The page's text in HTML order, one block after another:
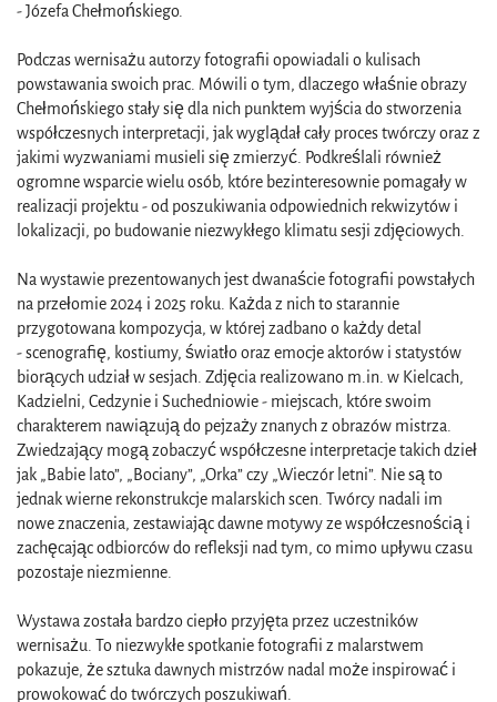
- Józefa Chełmońskiego.
Podczas wernisażu autorzy fotografii opowiadali o kulisach
powstawania swoich prac. Mówili o tym, dlaczego właśnie obrazy
Chełmońskiego stały się dla nich punktem wyjścia do stworzenia
współczesnych interpretacji, jak wyglądał cały proces twórczy oraz z
jakimi wyzwaniami musieli się zmierzyć. Podkreślali również
ogromne wsparcie wielu osób, które bezinteresownie pomagały w
realizacji projektu - od poszukiwania odpowiednich rekwizytów i
lokalizacji, po budowanie niezwykłego klimatu sesji zdjęciowych.
Na wystawie prezentowanych jest dwanaście fotografii powstałych
na przełomie 2024 i 2025 roku. Każda z nich to starannie
przygotowana kompozycja, w której zadbano o każdy detal
- scenografię, kostiumy, światło oraz emocje aktorów i statystów
biorących udział w sesjach. Zdjęcia realizowano m.in. w Kielcach,
Kadzielni, Cedzynie i Suchedniowie - miejscach, które swoim
charakterem nawiązują do pejzaży znanych z obrazów mistrza.
Zwiedzający mogą zobaczyć współczesne interpretacje takich dzieł
jak „Babie lato”, „Bociany”, „Orka” czy „Wieczór letni”. Nie są to
jednak wierne rekonstrukcje malarskich scen. Twórcy nadali im
nowe znaczenia, zestawiając dawne motywy ze współczesnością i
zachęcając odbiorców do refleksji nad tym, co mimo upływu czasu
pozostaje niezmienne.
Wystawa została bardzo ciepło przyjęta przez uczestników
wernisażu. To niezwykłe spotkanie fotografii z malarstwem
pokazuje, że sztuka dawnych mistrzów nadal może inspirować i
prowokować do twórczych poszukiwań.